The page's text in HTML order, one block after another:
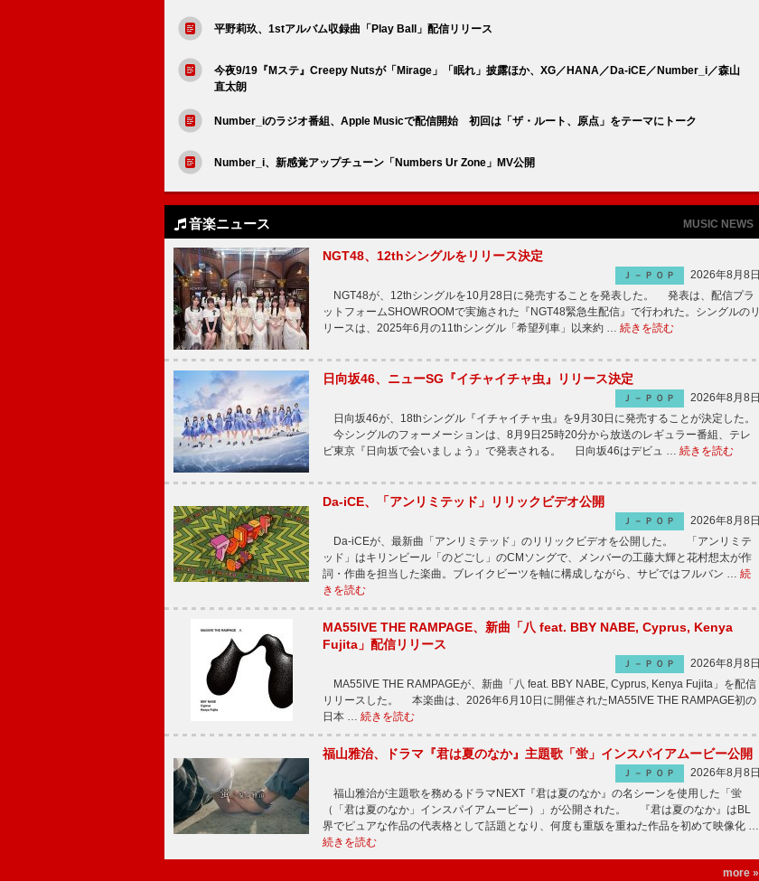
平野莉玖、1stアルバム収録曲「Play Ball」配信リリース
今夜9/19『Mステ』Creepy Nutsが「Mirage」「眠れ」披露ほか、XG／HANA／Da-iCE／Number_i／森山
直太朗
Number_iのラジオ番組、Apple Musicで配信開始 初回は「ザ・ルート、原点」をテーマにトーク
Number_i、新感覚アップチューン「Numbers Ur Zone」MV公開
音楽ニュース MUSIC NEWS
NGT48、12thシングルをリリース決定
Ｊ－ＰＯＰ
2026年8月8日
NGT48が、12thシングルを10月28日に発売することを発表した。 発表は、配信プラ
ットフォームSHOWROOMで実施された『NGT48緊急生配信』で行われた。シングルのリ
リースは、2025年6月の11thシングル「希望列車」以来約 … 続きを読む
日向坂46、ニューSG『イチャイチャ虫』リリース決定
Ｊ－ＰＯＰ
2026年8月8日
日向坂46が、18thシングル『イチャイチャ虫』を9月30日に発売することが決定した。
今シングルのフォーメーションは、8月9日25時20分から放送のレギュラー番組、テレ
ビ東京『日向坂で会いましょう』で発表される。 日向坂46はデビュ … 続きを読む
Da-iCE、「アンリミテッド」リリックビデオ公開
Ｊ－ＰＯＰ
2026年8月8日
Da-iCEが、最新曲「アンリミテッド」のリリックビデオを公開した。 「アンリミテ
ッド」はキリンビール「のどごし」のCMソングで、メンバーの工藤大輝と花村想太が作
詞・作曲を担当した楽曲。ブレイクビーツを軸に構成しながら、サビではフルバン … 続
きを読む
MA55IVE THE RAMPAGE、新曲「八 feat. BBY NABE, Cyprus, Kenya
Fujita」配信リリース
Ｊ－ＰＯＰ
2026年8月8日
MA55IVE THE RAMPAGEが、新曲「八 feat. BBY NABE, Cyprus, Kenya Fujita」を配信
リリースした。 本楽曲は、2026年6月10日に開催されたMA55IVE THE RAMPAGE初の
日本 … 続きを読む
福山雅治、ドラマ『君は夏のなか』主題歌「蛍」インスパイアムービー公開
Ｊ－ＰＯＰ
2026年8月8日
福山雅治が主題歌を務めるドラマNEXT『君は夏のなか』の名シーンを使用した「蛍
（「君は夏のなか」インスパイアムービー）」が公開された。 『君は夏のなか』はBL
界でピュアな作品の代表格として話題となり、何度も重版を重ねた作品を初めて映像化 …
続きを読む
more »